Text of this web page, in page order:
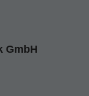
GmbH